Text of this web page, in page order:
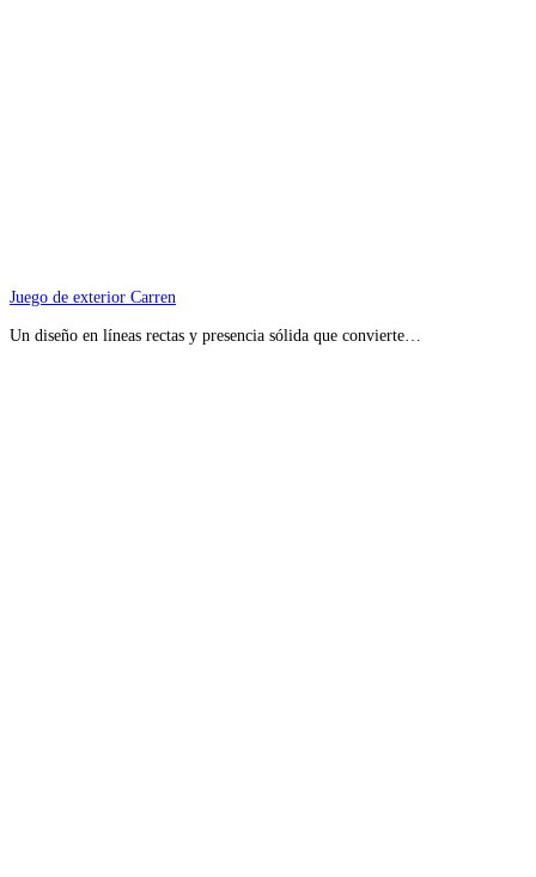
Juego de exterior Carren
Un diseño en líneas rectas y presencia sólida que convierte…